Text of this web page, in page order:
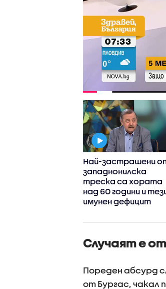
Най-застрашени
западнонилска
треска са хората
над 60 години и
имунен дефицит
Случаят е
Пореден абсурд
от Бургас, чакал